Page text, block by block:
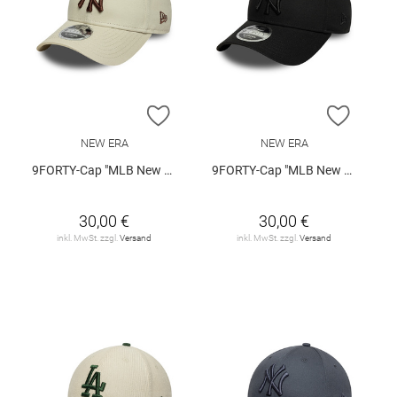
ZUR WUNSCHLISTE HINZUFÜGEN
NEW ERA
9FORTY-Cap "MLB New York Yankees"
30,00 €
inkl. MwSt. zzgl. Versand
ZUR
NEW ERA
9FORTY-Cap "MLB New York Yankees"
30,00 €
inkl. MwSt. zzgl. Versand